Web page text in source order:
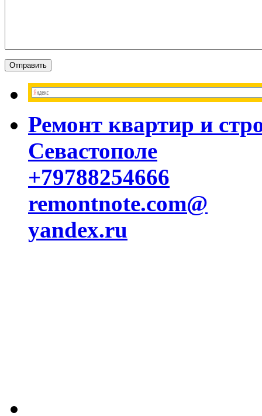
Ремонт квартир и
Севастополе
+79788254666
remontnote.com@
yandex.ru